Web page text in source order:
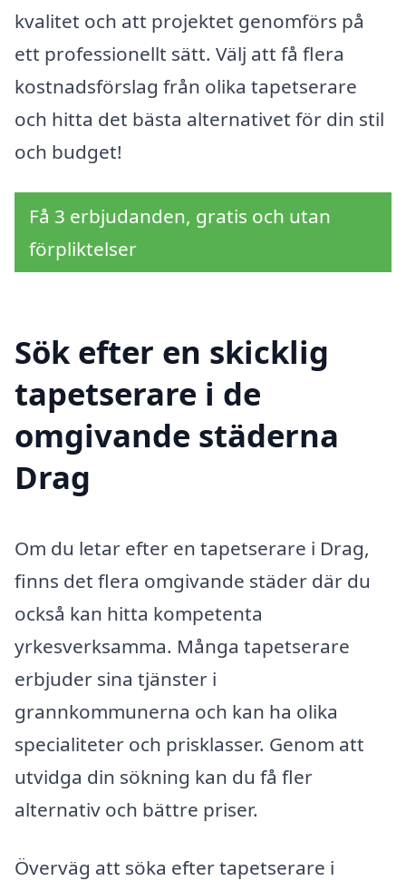
kvalitet och att projektet genomförs på
ett professionellt sätt. Välj att få flera
kostnadsförslag från olika tapetserare
och hitta det bästa alternativet för din stil
och budget!
Få 3 erbjudanden, gratis och utan
förpliktelser
Sök efter en skicklig
tapetserare i de
omgivande städerna
Drag
Om du letar efter en tapetserare i Drag,
finns det flera omgivande städer där du
också kan hitta kompetenta
yrkesverksamma. Många tapetserare
erbjuder sina tjänster i
grannkommunerna och kan ha olika
specialiteter och prisklasser. Genom att
utvidga din sökning kan du få fler
alternativ och bättre priser.
Överväg att söka efter tapetserare i